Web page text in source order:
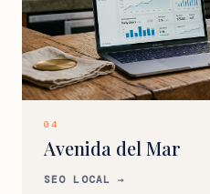
04
Avenida del Mar
SEO LOCAL →